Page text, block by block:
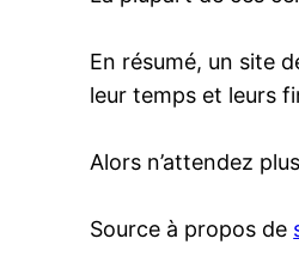
En résumé, un site
leur temps et leurs
Alors n’attendez
Source à propos de